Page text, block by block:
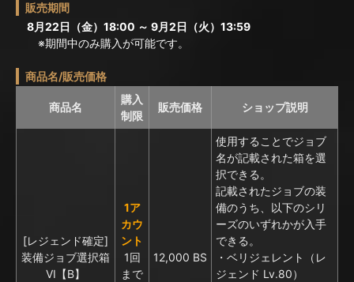
販売期間
8月22日（金）18:00 ～ 9月2日（火）13:59
※期間中のみ購入が可能です。
商品名/販売価格
商品名
購入
制限
販売価格 ショップ説明
[レジェンド確定]
装備ジョブ選択箱
VI【B】
1ア
カウ
ント
1回
まで
12,000 BS
使用することでジョブ
名が記載された箱を選
択できる。
記載されたジョブの装
備のうち、以下のシリ
ーズのいずれかが入手
できる。
・ベリジェレント（レ
ジェンド Lv.80）